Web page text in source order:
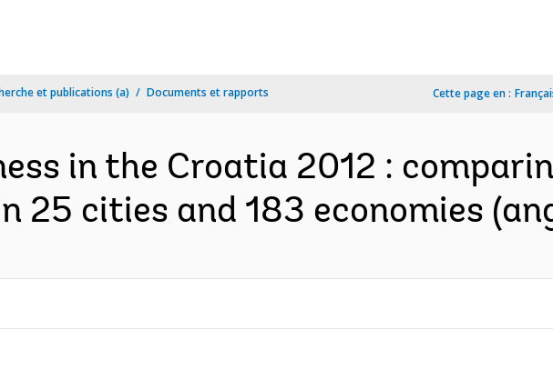
et publications (a) Documents et rapports Cette page en :
in the Croatia 2012 :
25 cities and 183 economies